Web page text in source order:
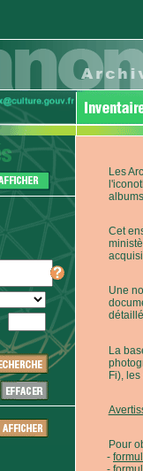
Les
Cet
Une
La
Fi),
Pour